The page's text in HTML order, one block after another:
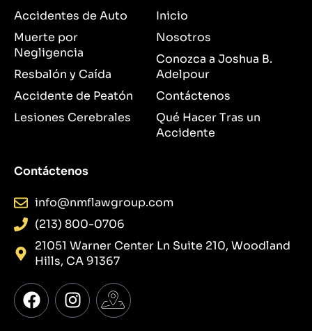
Accidentes de Auto
Muerte por
Negligencia
Resbalón y Caída
Accidente de Peatón
Lesiones Cerebrales
Inicio
Nosotros
Conozca a Joshua B.
Adelpour
Contáctenos
Qué Hacer Tras un
Accidente
Contáctenos
info@nmflawgroup.com
(213) 800-0706
21051 Warner Center Ln Suite 210, Woodland
Hills, CA 91367
F
a
I
n
I
c